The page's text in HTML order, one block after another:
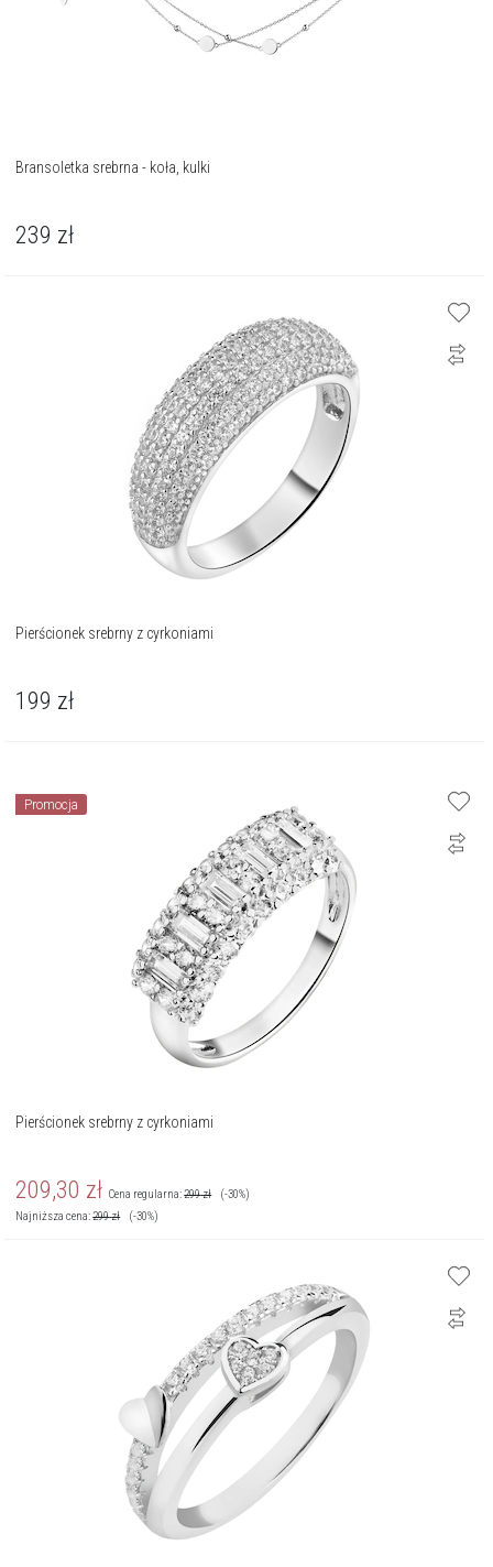
Bransoletka srebrna - koła, kulki
239 zł
Pierścionek srebrny z cyrkoniami
199 zł
Promocja
Pierścionek srebrny z cyrkoniami
209,30 zł Cena regularna:299zł
(-30%)
Najniższa cena:299zł (-30%)